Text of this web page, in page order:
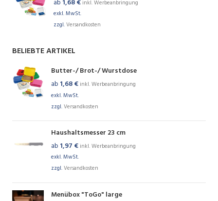
ab 1,68€ inkl. Werbeanbringung
exkl. MwSt.
zzgl.Versandkosten
BELIEBTE ARTIKEL
Butter-/ Brot-/ Wurstdose
ab 1,68€ inkl. Werbeanbringung
exkl. MwSt.
zzgl.Versandkosten
Haushaltsmesser 23 cm
ab 1,97 € inkl. Werbeanbringung
exkl. MwSt.
zzgl.Versandkosten
Menübox "ToGo" large